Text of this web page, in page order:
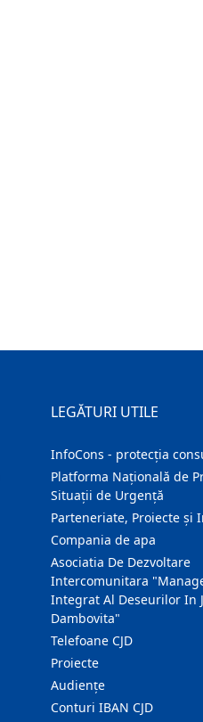
LEGĂTURI UTILE
InfoCons - protecția
Platforma Națională de
Situații de Urgență
Parteneriate, Proiecte și
Compania de apa
Asociatia De Dezvoltare
Intercomunitara
Integrat Al Deseurilor In
Dambovita"
Telefoane CJD
Proiecte
Audienţe
Conturi IBAN CJD